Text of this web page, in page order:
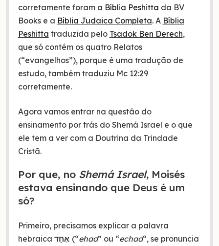
corretamente foram a Bíblia Peshitta da BV
Books e a Bíblia Judaica Completa. A Bíblia
Peshitta traduzida pelo Tsadok Ben Derech,
que só contém os quatro Relatos
(“evangelhos”), porque é uma tradução de
estudo, também traduziu Mc 12:29
corretamente.
Agora vamos entrar na questão do
ensinamento por trás do Shemá Israel e o que
ele tem a ver com a Doutrina da Trindade
Cristã.
Por que, no Shemá Israel, Moisés
estava ensinando que Deus é um
só?
Primeiro, precisamos explicar a palavra
hebraica
(“ehad” ou “echad“, se pronuncia